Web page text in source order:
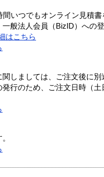
いつでもオンライン見積書
般法人会員（BizID）への登
はこちら
しましては、ご注文後に別
行のため、ご注文日時（